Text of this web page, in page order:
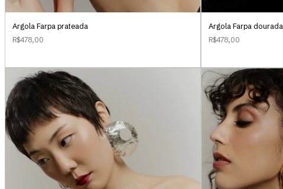
Argola Farpa prateada
R$478,00
Argola Farpa dourada
R$478,00